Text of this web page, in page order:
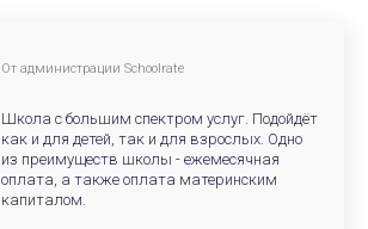
От администрации Schoolrate
Школа с большим спектром услуг. Подойдёт
как и для детей, так и для взрослых. Одно
из преимуществ школы - ежемесячная
оплата, а также оплата материнским
капиталом.